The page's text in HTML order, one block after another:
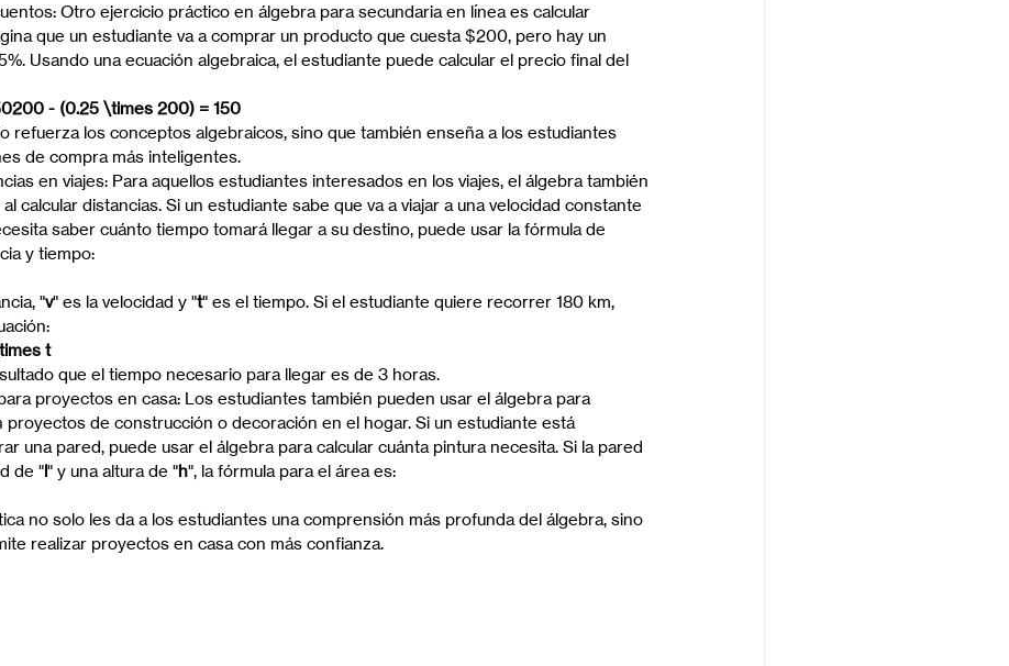
Otro ejercicio práctico en álgebra para secundaria en línea es calcular
que un estudiante va a comprar un producto que cuesta $200, pero hay un
Usando una ecuación algebraica, el estudiante puede calcular el precio final del
- (0.25 \times 200) = 150
refuerza los conceptos algebraicos, sino que también enseña a los estudiantes
de compra más inteligentes.
en viajes: Para aquellos estudiantes interesados en los viajes, el álgebra también
calcular distancias. Si un estudiante sabe que va a viajar a una velocidad constante
saber cuánto tiempo tomará llegar a su destino, puede usar la fórmula de
y tiempo:
"v" es la velocidad y "t" es el tiempo. Si el estudiante quiere recorrer 180 km,
t
que el tiempo necesario para llegar es de 3 horas.
proyectos en casa: Los estudiantes también pueden usar el álgebra para
proyectos de construcción o decoración en el hogar. Si un estudiante está
una pared, puede usar el álgebra para calcular cuánta pintura necesita. Si la pared
de "l" y una altura de "h", la fórmula para el área es:
no solo les da a los estudiantes una comprensión más profunda del álgebra, sino
realizar proyectos en casa con más confianza.